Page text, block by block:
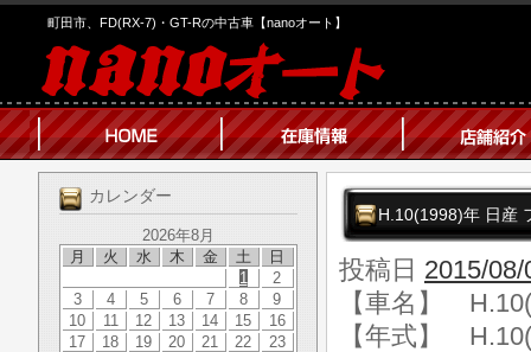
町田市、FD(RX-7)・GT-Rの中古車【nanoオート】
カレンダー
2026年8月
月
火 水 木 金 土 日
1
2
3
4 5 6 7 8
9
10
11 12 13 14 15
16
17
18 19 20 21 22
23
H.10(1998)年 日産
投稿日 2015/08/
【車名】
【年式】